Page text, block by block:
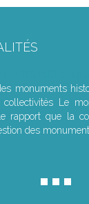
monuments
Le
rapport que la
des